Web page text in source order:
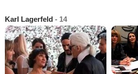
Karl Lagerfeld - 14